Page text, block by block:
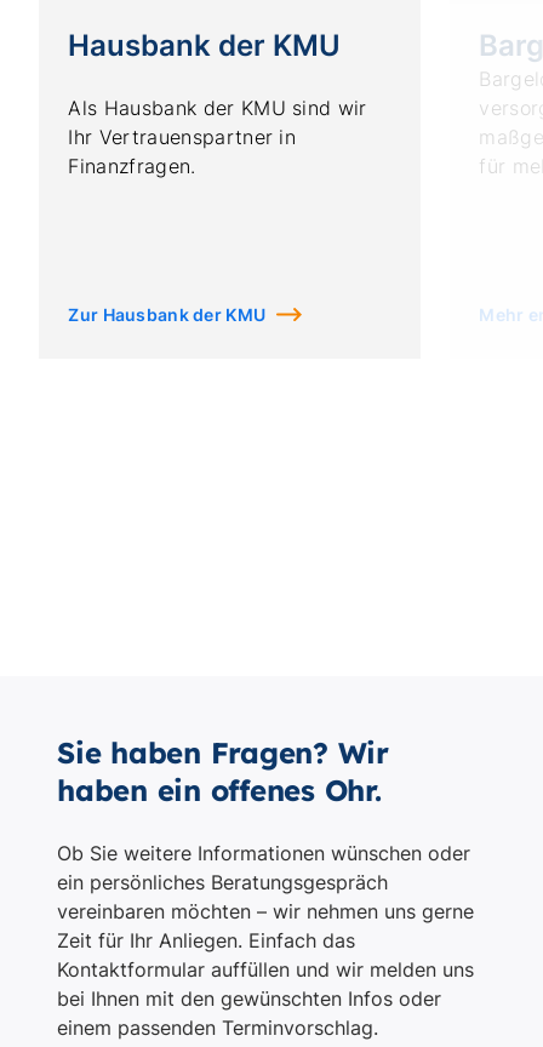
Sie haben Fragen? Wir
haben ein offenes Ohr.
Ob Sie weitere Informationen wünschen oder
ein persönliches Beratungsgespräch
vereinbaren möchten – wir nehmen uns gerne
Zeit für Ihr Anliegen. Einfach das
Kontaktformular auffüllen und wir melden uns
bei Ihnen mit den gewünschten Infos oder
einem passenden Terminvorschlag.